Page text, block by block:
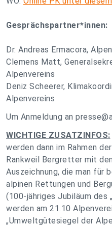
Gesprächspartner*innen:
Dr. Andreas Ermacora,
Clemens Matt,
Alpenvereins
Deniz Scheerer,
Alpenvereins
Um Anmeldung an
WICHTIGE ZUSATZINFOS:
werden dann im Rahmen
Rankweil Bergretter mit
Auszeichnung, die man für
alpinen Rettungen und
(100-jähriges Jubiläum des
werden am 21.10
„Umweltgütesiegel der